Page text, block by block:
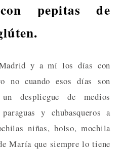
pepitas de
y a mí los días con
no cuando esos días son
despliegue de medios
y chubasqueros a
niñas, bolso, mochila
María que siempre lo tiene